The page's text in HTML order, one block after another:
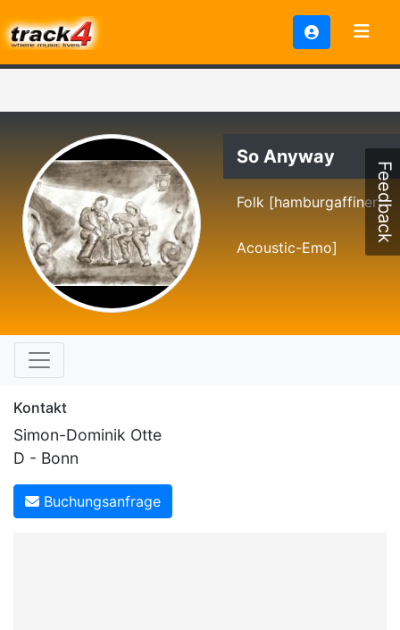
So Anyway
Folk [hamburgaffiner
Acoustic-Emo]
Kontakt
Simon-Dominik Otte
D - Bonn
Buchungsanfrage
Feedback